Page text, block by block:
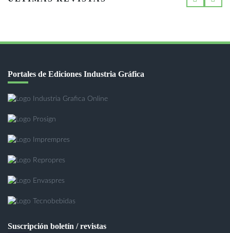
Portales de Ediciones Industria Gráfica
Suscripción boletín / revistas